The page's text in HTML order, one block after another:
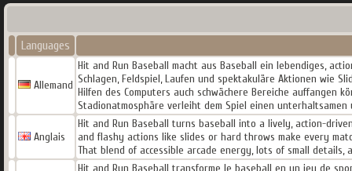
Languages
Allemand
Hit and Run Baseball macht aus Baseball ein lebendiges,
Schlagen, Feldspiel, Laufen und spektakuläre Aktionen wie
Hilfen des Computers auch schwächere Bereiche auffangen
Stadionatmosphäre verleiht dem Spiel einen unterhaltsamen
Anglais
Hit and Run Baseball turns baseball into a lively, action-
and flashy actions like slides or hard throws make every
That blend of accessible arcade energy, lots of small
Hit and Run Baseball transforme le baseball en un jeu de